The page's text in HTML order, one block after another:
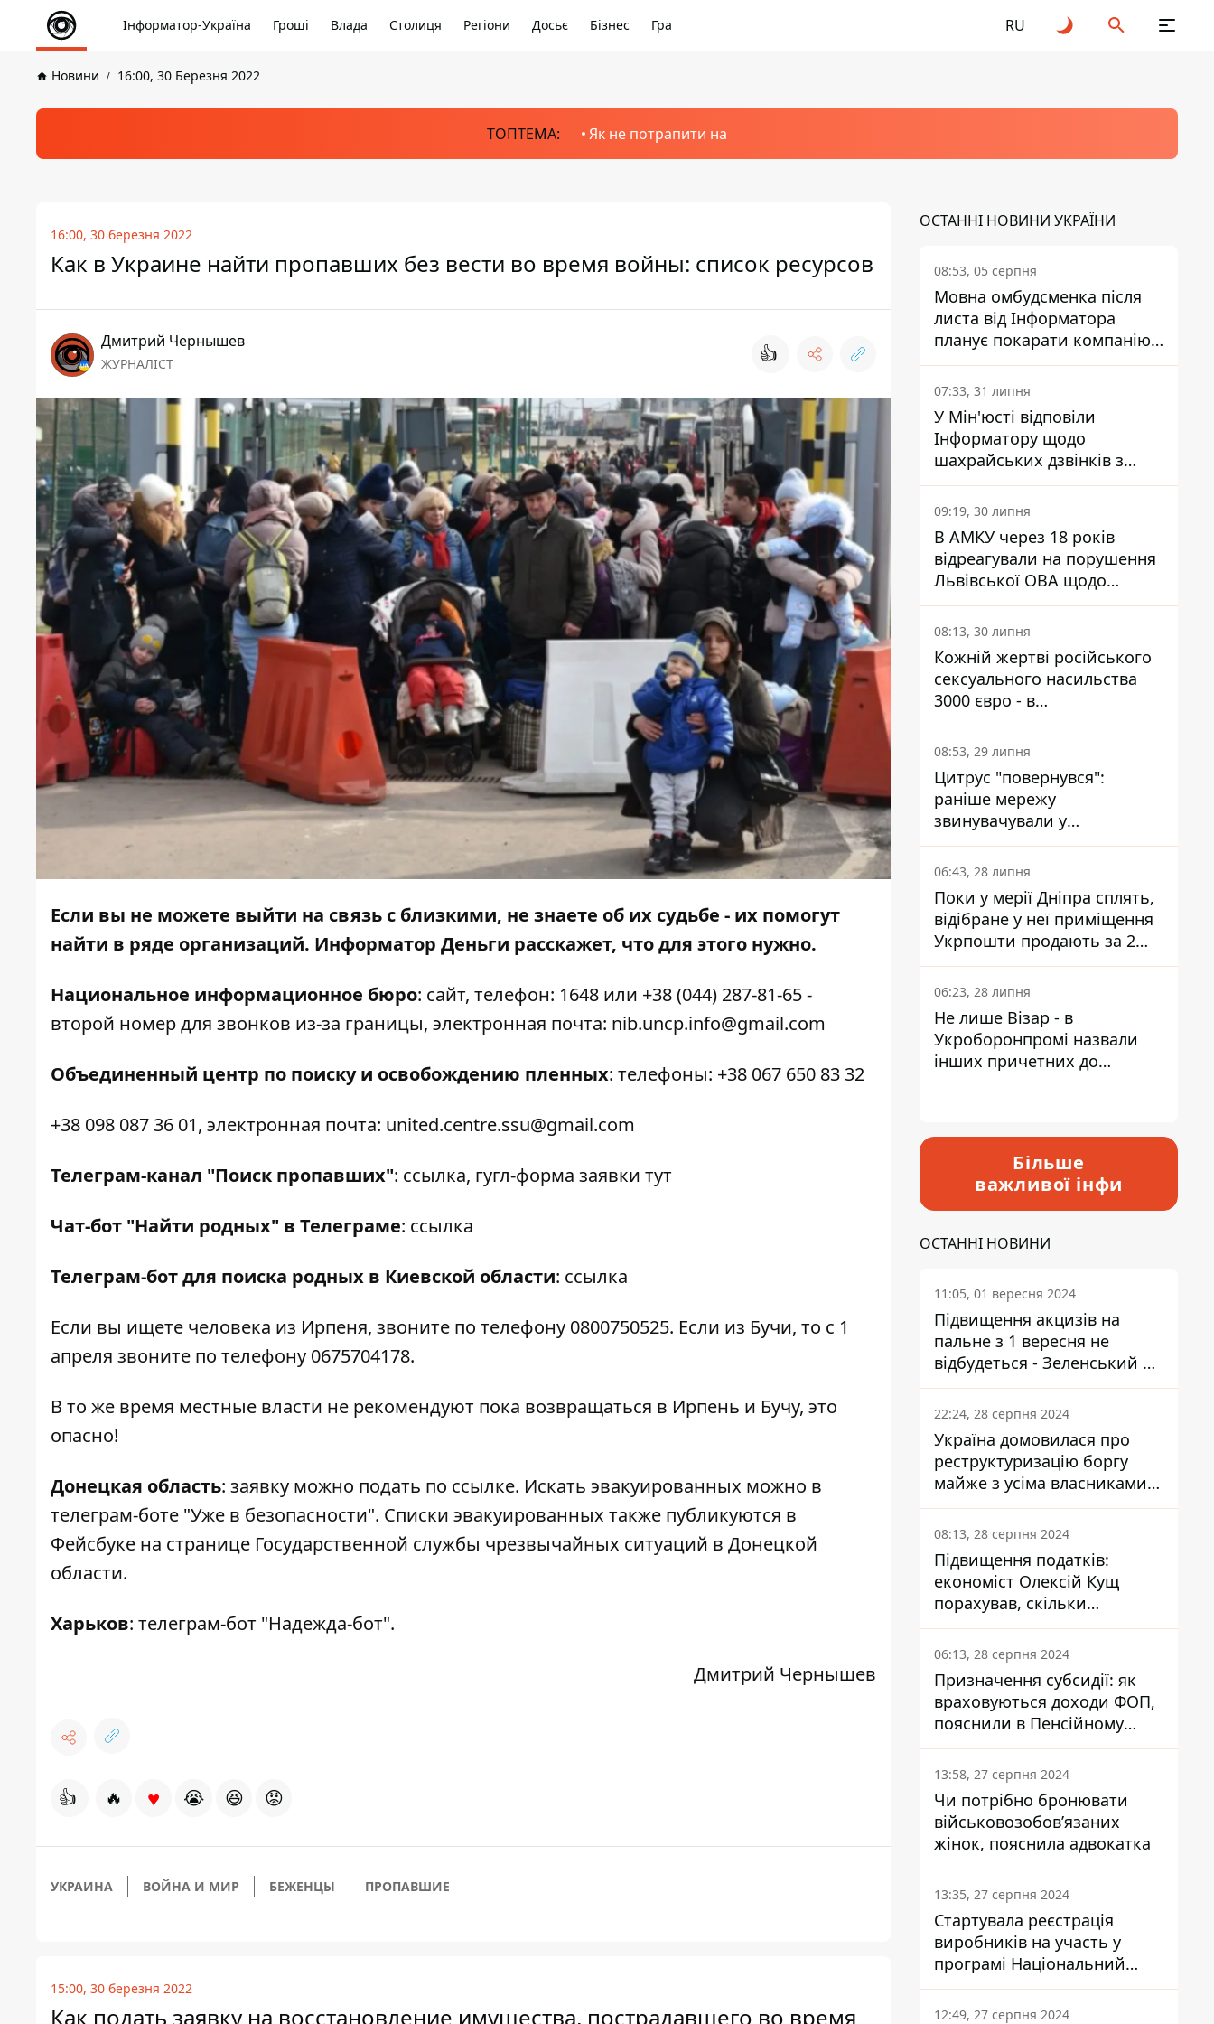
Інформатор-Україна Гроші Влада Столиця Регіони Досьє Бізнес Гра RU
Новини 16:00, 30 Березня 2022
ТОПТЕМА: Як не потрапити на
16:00, 30 березня 2022
Как в Украине найти пропавших без вести во время войны: список ресурсов
Дмитрий Чернышев
ЖУРНАЛІСТ 👍
Если вы не можете выйти на связь с близкими, не знаете об их судьбе - их помогут
найти в ряде организаций. Информатор Деньги расскажет, что для этого нужно.
Национальное информационное бюро: сайт, телефон: 1648 или +38 (044) 287-81-65 -
второй номер для звонков из-за границы, электронная почта: nib.uncp.info@gmail.com
Объединенный центр по поиску и освобождению пленных: телефоны: +38 067 650 83 32
+38 098 087 36 01, электронная почта: united.centre.ssu@gmail.com
Телеграм-канал "Поиск пропавших": ссылка, гугл-форма заявки тут
Чат-бот "Найти родных" в Телеграме: ссылка
Телеграм-бот для поиска родных в Киевской области: ссылка
Если вы ищете человека из Ирпеня, звоните по телефону 0800750525. Если из Бучи, то с 1
апреля звоните по телефону 0675704178.
В то же время местные власти не рекомендуют пока возвращаться в Ирпень и Бучу, это
опасно!
Донецкая область: заявку можно подать по ссылке. Искать эвакуированных можно в
телеграм-боте "Уже в безопасности". Списки эвакуированных также публикуются в
Фейсбуке на странице Государственной службы чрезвычайных ситуаций в Донецкой
области.
Харьков: телеграм-бот "Надежда-бот".
Дмитрий Чернышев
👍 🔥 ♥ 😭 😆 😡
УКРАИНА ВОЙНА И МИР БЕЖЕНЦЫ ПРОПАВШИЕ
15:00, 30 березня 2022
Как подать заявку на восстановление имущества, пострадавшего во время
ОСТАННІ НОВИНИ УКРАЇНИ
08:53, 05 серпня
Мовна омбудсменка після
листа від Інформатора
планує покарати компанію-
підрядника ПриватБанку
07:33, 31 липня
У Мін'юсті відповіли
Інформатору щодо
шахрайських дзвінків з
камери Сумського СІЗО так,
що ніхто нічого не зрозумів
09:19, 30 липня
В АМКУ через 18 років
відреагували на порушення
Львівської ОВА щодо
харчування у закладах
освіти
08:13, 30 липня
Кожній жертві російського
сексуального насильства
3000 євро - в
Мінсоцполітики пояснили
Інформатору, звідки на це
гроші
08:53, 29 липня
Цитрус "повернувся":
раніше мережу
звинувачували у
контрабанді техніки та
ухиленні від сплати
податків
06:43, 28 липня
Поки у мерії Дніпра сплять,
відібране у неї приміщення
Укрпошти продають за 2
мільйони
06:23, 28 липня
Не лише Візар - в
Укроборонпромі назвали
інших причетних до
Більше
важливої інфи
ОСТАННІ НОВИНИ
11:05, 01 вересня 2024
Підвищення акцизів на
пальне з 1 вересня не
відбудеться - Зеленський не
підписав закон
22:24, 28 серпня 2024
Україна домовилася про
реструктуризацію боргу
майже з усіма власниками
єврооблігацій: що це
означає для країни
08:13, 28 серпня 2024
Підвищення податків:
економіст Олексій Кущ
порахував, скільки
заплатить кожен українець
06:13, 28 серпня 2024
Призначення субсидії: як
враховуються доходи ФОП,
пояснили в Пенсійному
фонді
13:58, 27 серпня 2024
Чи потрібно бронювати
військовозобов’язаних
жінок, пояснила адвокатка
13:35, 27 серпня 2024
Стартувала реєстрація
виробників на участь у
програмі Національний
кешбек: як це зробити
через портал Дія
12:49, 27 серпня 2024